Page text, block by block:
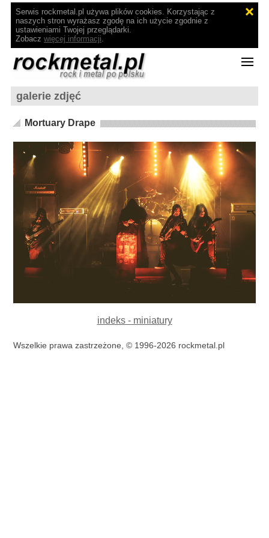
Serwis rockmetal.pl używa plików cookies. Korzystając z
naszych stron wyrażasz zgodę na ich użycie zgodnie z
ustawieniami Twojej przeglądarki.
Zobacz więcej informacji.
galerie zdjęć
Mortuary Drape
indeks - miniatury
Wszelkie prawa zastrzeżone, © 1996-2026 rockmetal.pl